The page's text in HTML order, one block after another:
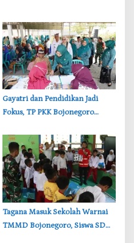
‎Gayatri dan Pendidikan Jadi
Fokus, TP PKK Bojonegoro
‎Tagana Masuk Sekolah Warnai
TMMD Bojonegoro, Siswa SD